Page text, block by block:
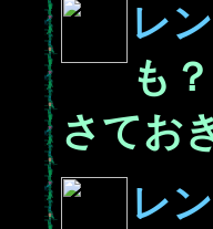
レ
も
さてお
レ